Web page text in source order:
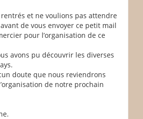
et ne voulions pas attendre
de vous envoyer ce petit mail
pour l’organisation de ce
avons pu découvrir les diverses
doute que nous reviendrons
de notre prochain